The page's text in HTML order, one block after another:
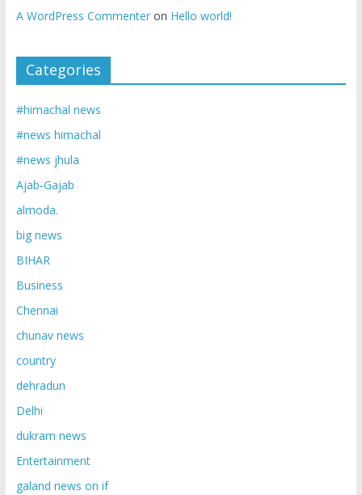
A WordPress Commenteron Hello world!
Categories
#himachal news
#news himachal
#news jhula
Ajab-Gajab
almoda.
big news
BIHAR
Business
Chennai
chunav news
country
dehradun
Delhi
dukram news
Entertainment
galand news on if